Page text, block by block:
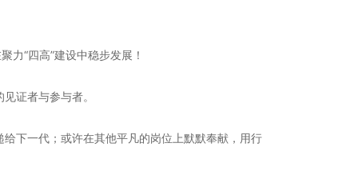
力“四高”建设中稳步发展！
证者与参与者。
下一代；或许在其他平凡的岗位上默默奉献，用行